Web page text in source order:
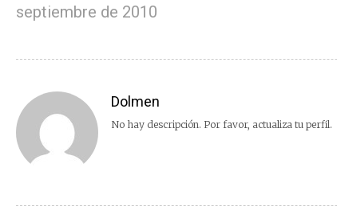
septiembre de 2010
Dolmen
No hay descripción. Por favor, actualiza tu perfil.